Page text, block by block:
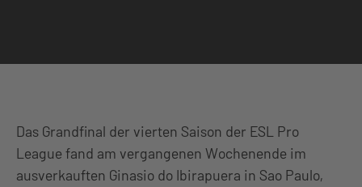
Das Grandfinal der vierten Saison der ESL Pro
League fand am vergangenen Wochenende im
ausverkauften Ginasio do Ibirapuera in Sao Paulo,